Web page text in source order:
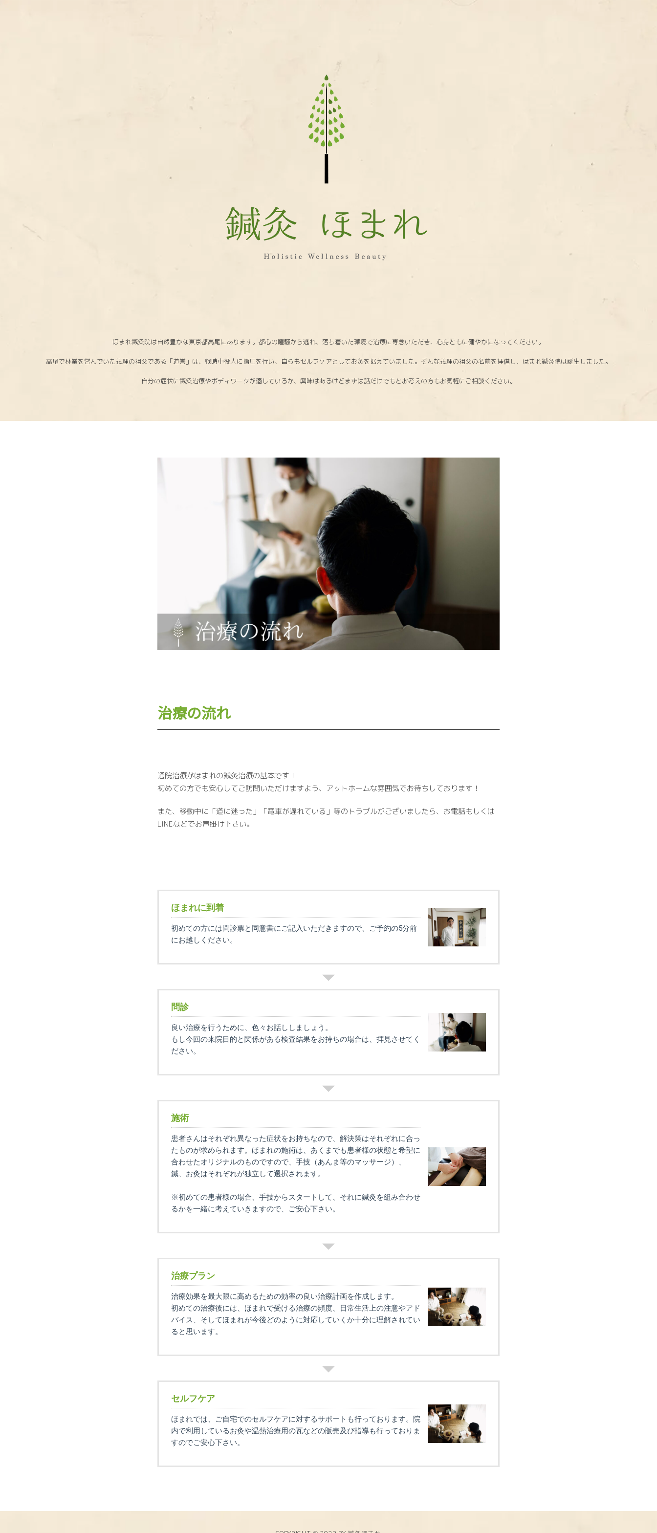
鍼
灸
ほ
ま
れ
ほまれ鍼灸院は自然豊かな東京都高尾にあります。都心の喧騒から逃れ、落ち着いた環境で治療に専念いただき、心身ともに健やかになってください。
高尾で林業を営んでいた義理の祖父である「道誉」は、戦時中役人に指圧を行い、自らもセルフケアとしてお灸を据えていました。そんな義理の祖父の名前を拝借し、ほまれ鍼灸院は誕生しました。
自分の症状に鍼灸治療やボディワークが適しているか、興味はあるけどまずは話だけでもとお考えの方もお気軽にご相談ください。
治療の流れ
通院治療がほまれの鍼灸治療の基本です！
初めての方でも安心してご訪問いただけますよう、アットホームな雰囲気でお待ちしております！
また、移動中に「道に迷った」「電車が遅れている」等のトラブルがございましたら、お電話もしくは
LINEなどでお声掛け下さい。
ほまれに到着
初めての方には問診票と同意書にご記入いただきますので、ご予約の5分前
にお越しください。
問診
良い治療を行うために、色々お話ししましょう。
もし今回の来院目的と関係がある検査結果をお持ちの場合は、拝見させてく
ださい。
施術
患者さんはそれぞれ異なった症状をお持ちなので、解決策はそれぞれに合っ
たものが求められます。ほまれの施術は、あくまでも患者様の状態と希望に
合わせたオリジナルのものですので、手技（あんま等のマッサージ）、
鍼、お灸はそれぞれが独立して選択されます。
※初めての患者様の場合、手技からスタートして、それに鍼灸を組み合わせ
るかを一緒に考えていきますので、ご安心下さい。
治療プラン
治療効果を最大限に高めるための効率の良い治療計画を作成します。
初めての治療後には、ほまれで受ける治療の頻度、日常生活上の注意やアド
バイス、そしてほまれが今後どのように対応していくか十分に理解されてい
ると思います。
セルフケア
ほまれでは、ご自宅でのセルフケアに対するサポートも行っております。院
内で利用しているお灸や温熱治療用の瓦などの販売及び指導も行っておりま
すのでご安心下さい。